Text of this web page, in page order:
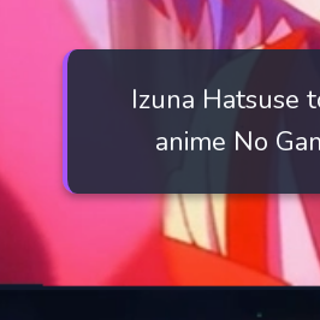
Izuna Hatsuse
anime No